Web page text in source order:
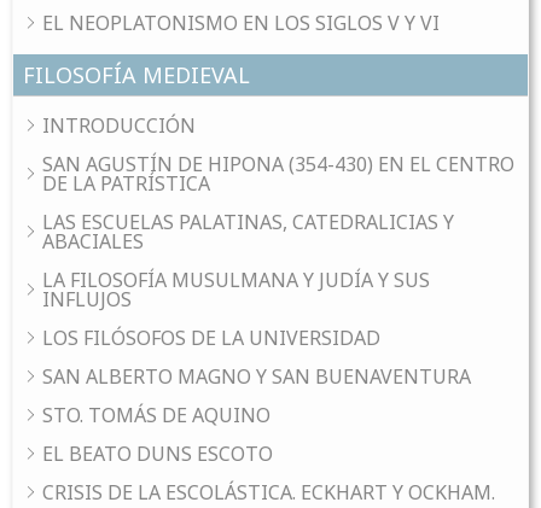
EL NEOPLATONISMO EN LOS SIGLOS V Y VI
FILOSOFÍA MEDIEVAL
INTRODUCCIÓN
SAN AGUSTÍN DE HIPONA (354-430) EN EL CENTRO
DE LA PATRÍSTICA
LAS ESCUELAS PALATINAS, CATEDRALICIAS Y
ABACIALES
LA FILOSOFÍA MUSULMANA Y JUDÍA Y SUS
INFLUJOS
LOS FILÓSOFOS DE LA UNIVERSIDAD
SAN ALBERTO MAGNO Y SAN BUENAVENTURA
STO. TOMÁS DE AQUINO
EL BEATO DUNS ESCOTO
CRISIS DE LA ESCOLÁSTICA. ECKHART Y OCKHAM.